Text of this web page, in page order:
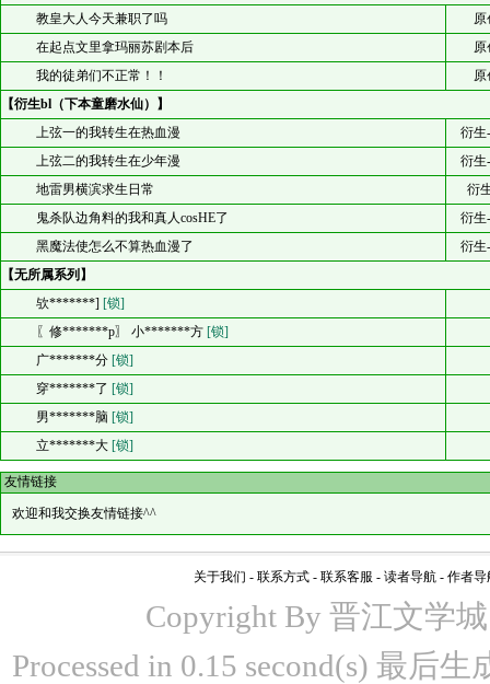
教皇大人今天兼职了吗
原
在起点文里拿玛丽苏剧本后
原
我的徒弟们不正常！！
原
【衍生bl（下本童磨水仙）】
上弦一的我转生在热血漫
衍生
上弦二的我转生在少年漫
衍生
地雷男横滨求生日常
衍
鬼杀队边角料的我和真人cosHE了
衍生
黑魔法使怎么不算热血漫了
衍生
【无所属系列】
欤*******] [锁]
〖修*******p〗 小*******方 [锁]
广*******分 [锁]
穿*******了 [锁]
男*******脑 [锁]
立*******大 [锁]
友情链接
欢迎和我交换友情链接^^
关于我们 - 联系方式 - 联系客服 - 读者导航 - 作者导
Copyright By 晋江文学
Processed in 0.15 second(s) 最后